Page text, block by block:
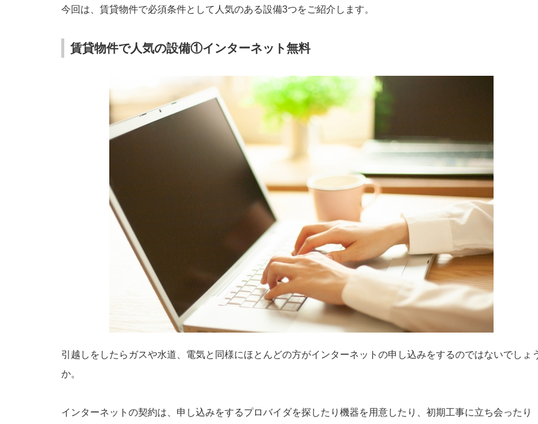
今回は、賃貸物件で必須条件として人気のある設備3つをご紹介します。
賃貸物件で人気の設備①インターネット無料
引越しをしたらガスや水道、電気と同様にほとんどの方がインターネットの申し込みをするのではないでしょ
か。
インターネットの契約は、申し込みをするプロバイダを探したり機器を用意したり、初期工事に立ち会ったり